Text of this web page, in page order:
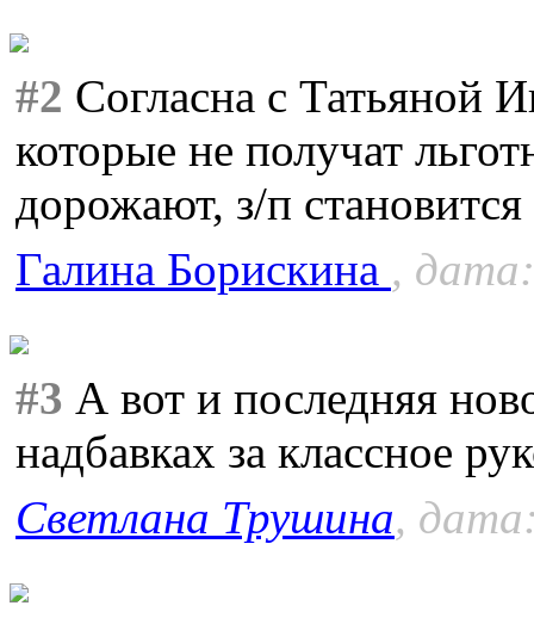
#2 Согласна с Татьяной
которые не получат
дорожают, з/п
Галина Борискина ,
#3 А вот и последняя
надбавках за классное
Светлана Трушина,